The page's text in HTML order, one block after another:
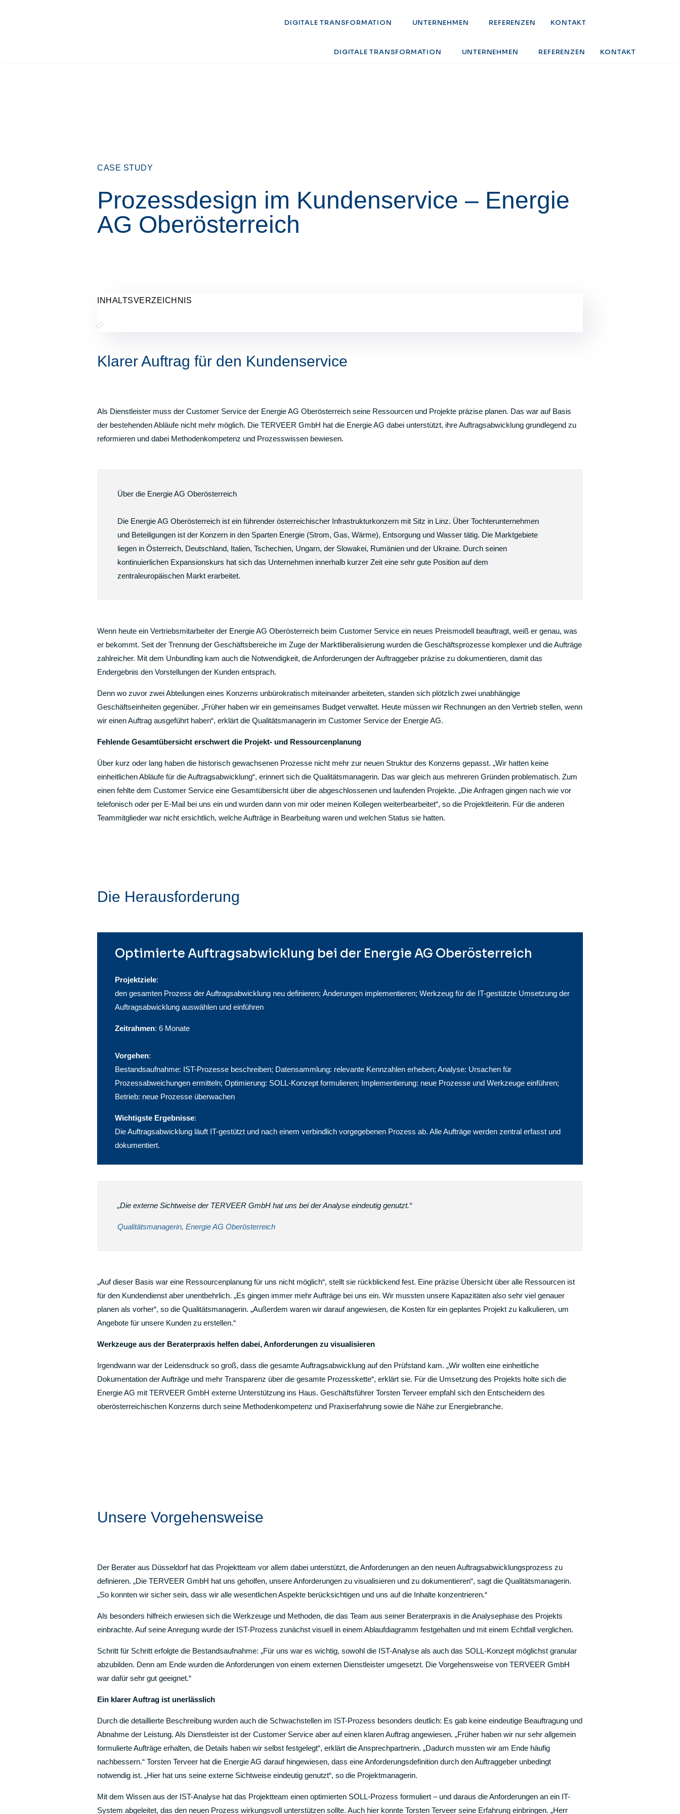
DIGITALE TRANSFORMATION UNTERNEHMEN REFERENZEN KONTAKT
DIGITALE TRANSFORMATION UNTERNEHMEN REFERENZEN KONTAKT
CASE STUDY
Prozessdesign im Kundenservice – Energie
AG Oberösterreich
INHALTSVERZEICHNIS
Klarer Auftrag für den Kundenservice
Als Dienstleister muss der Customer Service der Energie AG Oberösterreich seine Ressourcen und Projekte präzise planen. Das war auf Basis
der bestehenden Abläufe nicht mehr möglich. Die TERVEER GmbH hat die Energie AG dabei unterstützt, ihre Auftragsabwicklung grundlegend zu
reformieren und dabei Methodenkompetenz und Prozesswissen bewiesen.
Über die Energie AG Oberösterreich
Die Energie AG Oberösterreich ist ein führender österreichischer Infrastrukturkonzern mit Sitz in Linz. Über Tochterunternehmen
und Beteiligungen ist der Konzern in den Sparten Energie (Strom, Gas, Wärme), Entsorgung und Wasser tätig. Die Marktgebiete
liegen in Österreich, Deutschland, Italien, Tschechien, Ungarn, der Slowakei, Rumänien und der Ukraine. Durch seinen
kontinuierlichen Expansionskurs hat sich das Unternehmen innerhalb kurzer Zeit eine sehr gute Position auf dem
zentraleuropäischen Markt erarbeitet.
Wenn heute ein Vertriebsmitarbeiter der Energie AG Oberösterreich beim Customer Service ein neues Preismodell beauftragt, weiß er genau, was
er bekommt. Seit der Trennung der Geschäftsbereiche im Zuge der Marktliberalisierung wurden die Geschäftsprozesse komplexer und die Aufträge
zahlreicher. Mit dem Unbundling kam auch die Notwendigkeit, die Anforderungen der Auftraggeber präzise zu dokumentieren, damit das
Endergebnis den Vorstellungen der Kunden entsprach.
Denn wo zuvor zwei Abteilungen eines Konzerns unbürokratisch miteinander arbeiteten, standen sich plötzlich zwei unabhängige
Geschäftseinheiten gegenüber. „Früher haben wir ein gemeinsames Budget verwaltet. Heute müssen wir Rechnungen an den Vertrieb stellen, wenn
wir einen Auftrag ausgeführt haben“, erklärt die Qualitätsmanagerin im Customer Service der Energie AG.
Fehlende Gesamtübersicht erschwert die Projekt- und Ressourcenplanung
Über kurz oder lang haben die historisch gewachsenen Prozesse nicht mehr zur neuen Struktur des Konzerns gepasst. „Wir hatten keine
einheitlichen Abläufe für die Auftragsabwicklung“, erinnert sich die Qualitätsmanagerin. Das war gleich aus mehreren Gründen problematisch. Zum
einen fehlte dem Customer Service eine Gesamtübersicht über die abgeschlossenen und laufenden Projekte. „Die Anfragen gingen nach wie vor
telefonisch oder per E-Mail bei uns ein und wurden dann von mir oder meinen Kollegen weiterbearbeitet“, so die Projektleiterin. Für die anderen
Teammitglieder war nicht ersichtlich, welche Aufträge in Bearbeitung waren und welchen Status sie hatten.
Die Herausforderung
Optimierte Auftragsabwicklung bei der Energie AG Oberösterreich
Projektziele:
den gesamten Prozess der Auftragsabwicklung neu definieren; Änderungen implementieren; Werkzeug für die IT-gestützte Umsetzung der
Auftragsabwicklung auswählen und einführen
Zeitrahmen: 6 Monate
Vorgehen:
Bestandsaufnahme: IST-Prozesse beschreiben; Datensammlung: relevante Kennzahlen erheben; Analyse: Ursachen für
Prozessabweichungen ermitteln; Optimierung: SOLL-Konzept formulieren; Implementierung: neue Prozesse und Werkzeuge einführen;
Betrieb: neue Prozesse überwachen
Wichtigste Ergebnisse:
Die Auftragsabwicklung läuft IT-gestützt und nach einem verbindlich vorgegebenen Prozess ab. Alle Aufträge werden zentral erfasst und
dokumentiert.
„Die externe Sichtweise der TERVEER GmbH hat uns bei der Analyse eindeutig genutzt.“
Qualitätsmanagerin, Energie AG Oberösterreich
„Auf dieser Basis war eine Ressourcenplanung für uns nicht möglich“, stellt sie rückblickend fest. Eine präzise Übersicht über alle Ressourcen ist
für den Kundendienst aber unentbehrlich. „Es gingen immer mehr Aufträge bei uns ein. Wir mussten unsere Kapazitäten also sehr viel genauer
planen als vorher“, so die Qualitätsmanagerin. „Außerdem waren wir darauf angewiesen, die Kosten für ein geplantes Projekt zu kalkulieren, um
Angebote für unsere Kunden zu erstellen.“
Werkzeuge aus der Beraterpraxis helfen dabei, Anforderungen zu visualisieren
Irgendwann war der Leidensdruck so groß, dass die gesamte Auftragsabwicklung auf den Prüfstand kam. „Wir wollten eine einheitliche
Dokumentation der Aufträge und mehr Transparenz über die gesamte Prozesskette“, erklärt sie. Für die Umsetzung des Projekts holte sich die
Energie AG mit TERVEER GmbH externe Unterstützung ins Haus. Geschäftsführer Torsten Terveer empfahl sich den Entscheidern des
oberösterreichischen Konzerns durch seine Methodenkompetenz und Praxiserfahrung sowie die Nähe zur Energiebranche.
Unsere Vorgehensweise
Der Berater aus Düsseldorf hat das Projektteam vor allem dabei unterstützt, die Anforderungen an den neuen Auftragsabwicklungsprozess zu
definieren. „Die TERVEER GmbH hat uns geholfen, unsere Anforderungen zu visualisieren und zu dokumentieren“, sagt die Qualitätsmanagerin.
„So konnten wir sicher sein, dass wir alle wesentlichen Aspekte berücksichtigen und uns auf die Inhalte konzentrieren.“
Als besonders hilfreich erwiesen sich die Werkzeuge und Methoden, die das Team aus seiner Beraterpraxis in die Analysephase des Projekts
einbrachte. Auf seine Anregung wurde der IST-Prozess zunächst visuell in einem Ablaufdiagramm festgehalten und mit einem Echtfall verglichen.
Schritt für Schritt erfolgte die Bestandsaufnahme: „Für uns war es wichtig, sowohl die IST-Analyse als auch das SOLL-Konzept möglichst granular
abzubilden. Denn am Ende wurden die Anforderungen von einem externen Dienstleister umgesetzt. Die Vorgehensweise von TERVEER GmbH
war dafür sehr gut geeignet.“
Ein klarer Auftrag ist unerlässlich
Durch die detaillierte Beschreibung wurden auch die Schwachstellen im IST-Prozess besonders deutlich: Es gab keine eindeutige Beauftragung und
Abnahme der Leistung. Als Dienstleister ist der Customer Service aber auf einen klaren Auftrag angewiesen. „Früher haben wir nur sehr allgemein
formulierte Aufträge erhalten, die Details haben wir selbst festgelegt“, erklärt die Ansprechpartnerin. „Dadurch mussten wir am Ende häufig
nachbessern.“ Torsten Terveer hat die Energie AG darauf hingewiesen, dass eine Anforderungsdefinition durch den Auftraggeber unbedingt
notwendig ist. „Hier hat uns seine externe Sichtweise eindeutig genutzt“, so die Projektmanagerin.
Mit dem Wissen aus der IST-Analyse hat das Projektteam einen optimierten SOLL-Prozess formuliert – und daraus die Anforderungen an ein IT-
System abgeleitet, das den neuen Prozess wirkungsvoll unterstützen sollte. Auch hier konnte Torsten Terveer seine Erfahrung einbringen. „Herr